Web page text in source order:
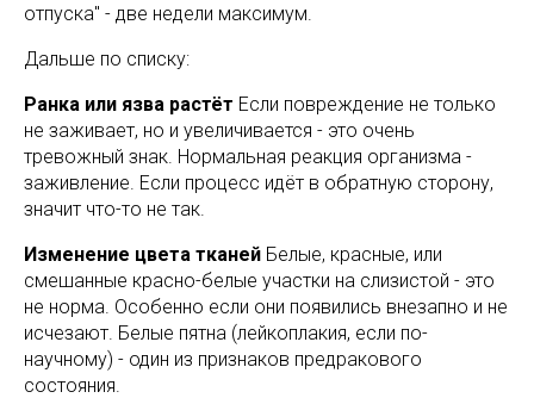
отпуска" - две недели максимум.
Дальше по списку:
Ранка или язва растёт Если повреждение не только
не заживает, но и увеличивается - это очень
тревожный знак. Нормальная реакция организма -
заживление. Если процесс идёт в обратную сторону,
значит что-то не так.
Изменение цвета тканей Белые, красные, или
смешанные красно-белые участки на слизистой - это
не норма. Особенно если они появились внезапно и не
исчезают. Белые пятна (лейкоплакия, если по-
научному) - один из признаков предракового
состояния.